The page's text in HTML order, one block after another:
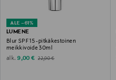
ALE –61%
LUMENE
Blur SPF 15 -pitkäkestoinen
meikkivoide 30ml
alk. Discounted Price
9,00 € Original Price
22,90 €